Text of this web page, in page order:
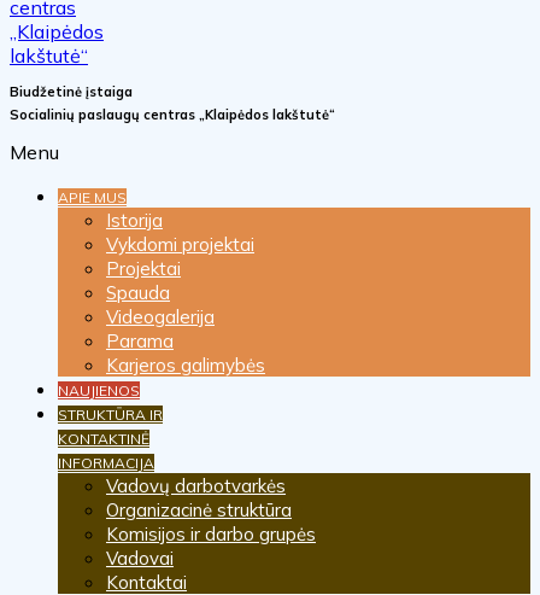
Biudžetinė įstaiga
Socialinių paslaugų centras „Klaipėdos lakštutė“
Menu
APIE MUS
Istorija
Vykdomi projektai
Projektai
Spauda
Videogalerija
Parama
Karjeros galimybės
NAUJIENOS
STRUKTŪRA IR
KONTAKTINĖ
INFORMACIJA
Vadovų darbotvarkės
Organizacinė struktūra
Komisijos ir darbo grupės
Vadovai
Kontaktai